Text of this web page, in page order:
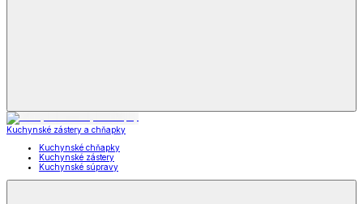
Kuchynské zástery a chňapky
Kuchynské chňapky
Kuchynské zástery
Kuchynské súpravy